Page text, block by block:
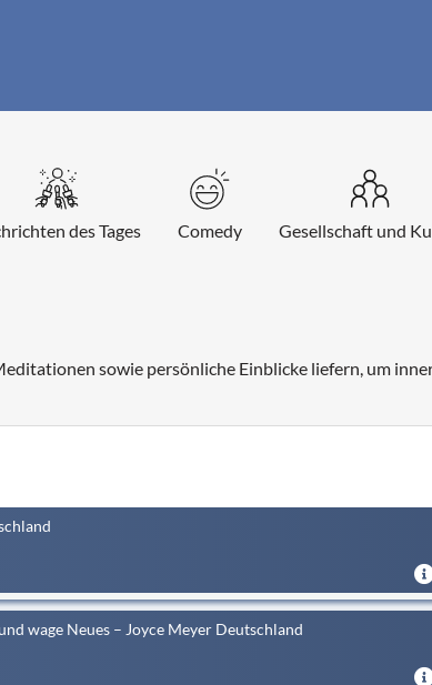
des Tages Comedy Gesellschaft und
sowie persönliche Einblicke liefern, um
wage Neues – Joyce Meyer Deutschland